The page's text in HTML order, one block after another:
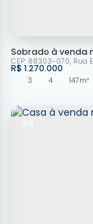
Sobrado à venda
R$ 1.270.000
CEP: 88303-070, Rua
3
4 147m²